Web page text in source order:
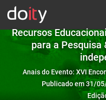
Recursos
para a Pesquisa
Anais do Evento: XVI
Publicado em 31/